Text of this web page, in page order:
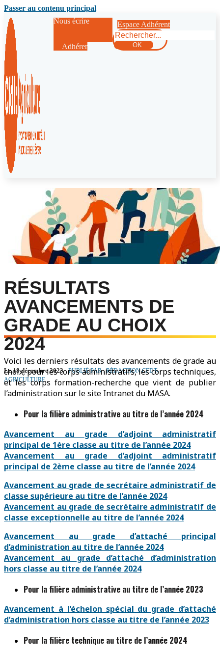
Passer au contenu principal
Nous écrire
Adhérer
Espace Adhérent
Rechercher
OK
RÉSULTATS
AVANCEMENTS DE
GRADE AU CHOIX
2024
Le 18 décembre 2023
PUBLIÉ PAR : RÉDACTION CFDT-
AGRICULTURE
Voici les derniers résultats des avancements de grade au
choix, pour les corps administratifs, les corps techniques,
et les corps formation-recherche que vient de publier
l’administration sur le site Intranet du MASA.
Pour la filière administrative au titre de l’année 2024
Avancement au grade d’adjoint administratif
principal de 1ère classe au titre de l’année 2024
Avancement au grade d’adjoint administratif
principal de 2ème classe au titre de l’année 2024
Avancement au grade de secrétaire administratif de
classe supérieure au titre de l’année 2024
Avancement au grade de secrétaire administratif de
classe exceptionnelle au titre de l’année 2024
Avancement au grade d’attaché principal
d’administration au titre de l’année 2024
Avancement au grade d’attaché d’administration
hors classe au titre de l’année 2024
Pour la filière administrative au titre de l’année 2023
Avancement à l’échelon spécial du grade d’attaché
d’administration hors classe au titre de l’année 2023
Pour la filière technique au titre de l’année 2024